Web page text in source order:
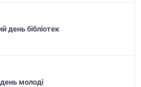
день бібліотек
молоді